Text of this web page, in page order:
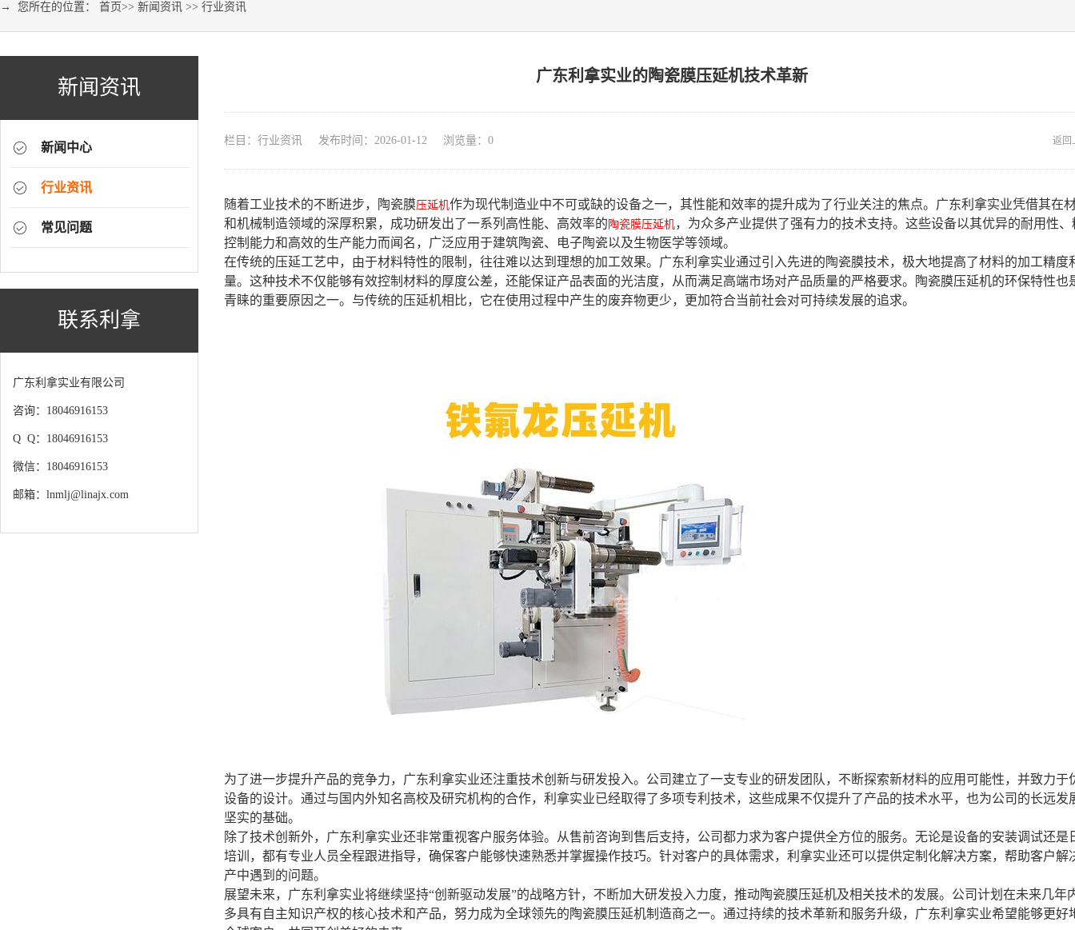
→ 您所在的位置： 首页>> 新闻资讯 >> 行业资讯
新闻资讯
新闻中心
行业资讯
常见问题
联系利拿
广东利拿实业有限公司
咨询：18046916153
Q Q：18046916153
微信：18046916153
邮箱：lnmlj@linajx.com
广东利拿实业的陶瓷膜压延机技术革新
栏目：行业资讯 发布时间：2026-01-12 浏览量： 0 返回
随着工业技术的不断进步，陶瓷膜压延机作为现代制造业中不可或缺的设备之一，其性能和效率的提升成为了行业关注的焦点。广东利拿实业凭借其在
和机械制造领域的深厚积累，成功研发出了一系列高性能、高效率的 陶瓷膜压延机，为众多产业提供了强有力的技术支持。这些设备以其优异的耐用性、
控制能力和高效的生产能力而闻名，广泛应用于建筑陶瓷、电子陶瓷以及生物医学等领域。
在传统的压延工艺中，由于材料特性的限制，往往难以达到理想的加工效果。广东利拿实业通过引入先进的陶瓷膜技术，极大地提高了材料的加工精度
量。这种技术不仅能够有效控制材料的厚度公差，还能保证产品表面的光洁度，从而满足高端市场对产品质量的严格要求。陶瓷膜压延机的环保特性也
青睐的重要原因之一。与传统的压延机相比，它在使用过程中产生的废弃物更少，更加符合当前社会对可持续发展的追求。
为了进一步提升产品的竞争力，广东利拿实业还注重技术创新与研发投入。公司建立了一支专业的研发团队，不断探索新材料的应用可能性，并致力于
设备的设计。通过与国内外知名高校及研究机构的合作，利拿实业已经取得了多项专利技术，这些成果不仅提升了产品的技术水平，也为公司的长远发
坚实的基础。
除了技术创新外，广东利拿实业还非常重视客户服务体验。从售前咨询到售后支持，公司都力求为客户提供全方位的服务。无论是设备的安装调试还是
培训，都有专业人员全程跟进指导，确保客户能够快速熟悉并掌握操作技巧。针对客户的具体需求，利拿实业还可以提供定制化解决方案，帮助客户解
产中遇到的问题。
展望未来，广东利拿实业将继续坚持“创新驱动发展”的战略方针，不断加大研发投入力度，推动陶瓷膜压延机及相关技术的发展。公司计划在未来几年
多具有自主知识产权的核心技术和产品，努力成为全球领先的陶瓷膜压延机制造商之一。通过持续的技术革新和服务升级，广东利拿实业希望能够更好